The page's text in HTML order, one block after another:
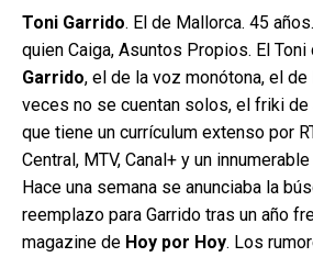
Toni Garrido. El de Mallorca. 45
quien Caiga, Asuntos Propios. El Toni
Garrido, el de la voz monótona, el
veces no se cuentan solos, el friki de
que tiene un currículum extenso por
Central, MTV, Canal+ y un
Hace una semana se anunciaba la
reemplazo para Garrido tras un año
magazine de Hoy por Hoy. Los